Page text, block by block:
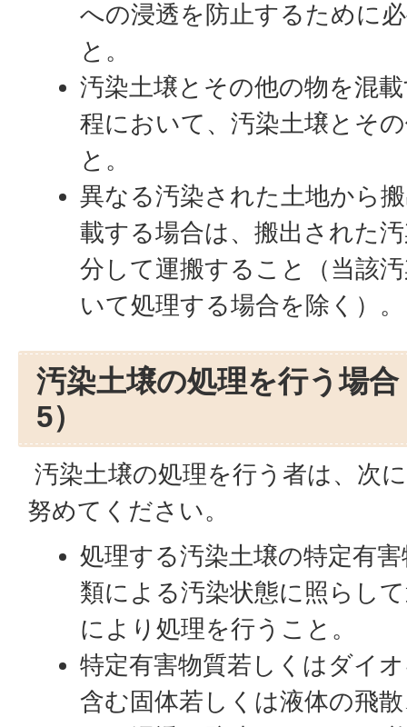
への浸透を防止するために
と。
汚染土壌とその他の物を混
程において、汚染土壌とそ
と。
異なる汚染された土地から
載する場合は、搬出された
分して運搬すること（当該
いて処理する場合を除く）。
汚染土壌の処理を行う場
5）
汚染土壌の処理を行う者は、次
努めてください。
処理する汚染土壌の特定有
類による汚染状態に照らし
により処理を行うこと。
特定有害物質若しくはダイ
含む固体若しくは液体の飛